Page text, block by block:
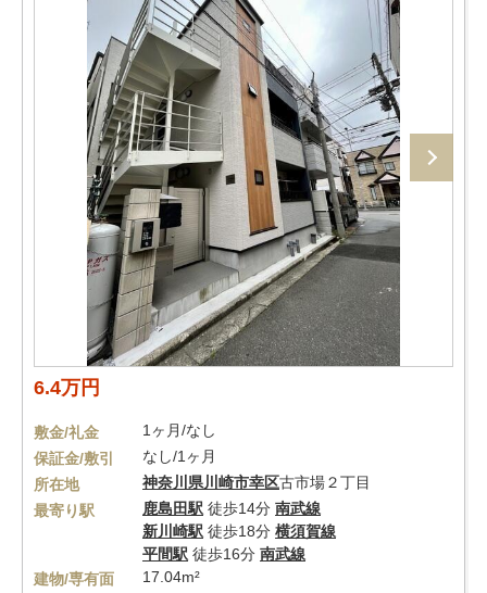
6.4万円
敷金/礼金
1ヶ月/なし
保証金/敷引
なし/1ヶ月
所在地
神奈川県川崎市幸区古市場２丁目
最寄り駅
鹿島田駅 徒歩14分 南武線
新川崎駅 徒歩18分 横須賀線
平間駅 徒歩16分 南武線
建物/専有面
17.04m²